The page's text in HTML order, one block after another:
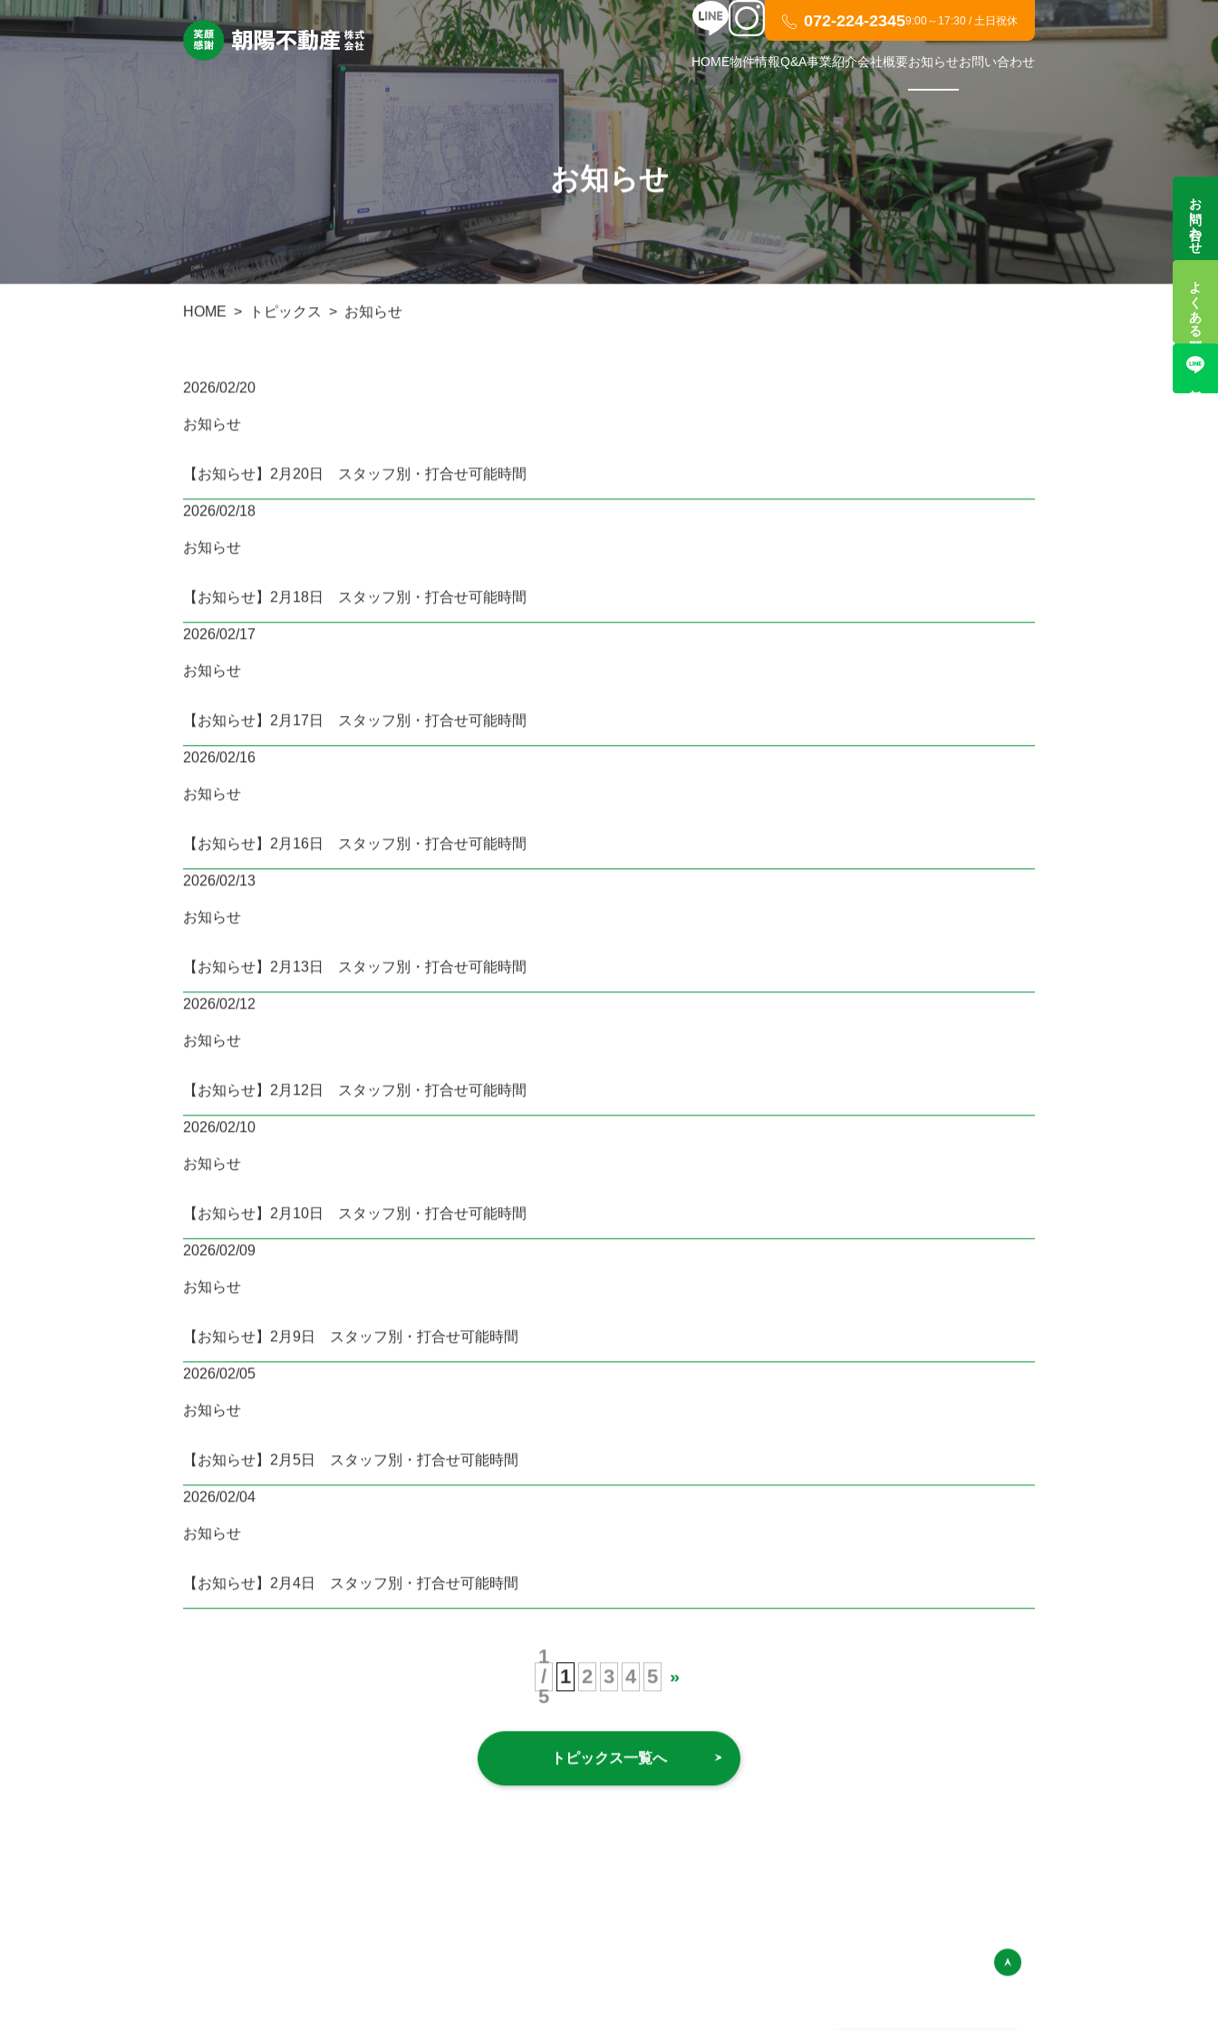
072-224-23459:00～17:30 / 土日祝休
HOME物件情報Q&A事業紹介会社概要お知らせお問い合わせ
お問い合わせ
よくある質問
お知らせ
HOME トピックス お知らせ
2026/02/20
お知らせ
【お知らせ】2月20日 スタッフ別・打合せ可能時間
2026/02/18
お知らせ
【お知らせ】2月18日 スタッフ別・打合せ可能時間
2026/02/17
お知らせ
【お知らせ】2月17日 スタッフ別・打合せ可能時間
2026/02/16
お知らせ
【お知らせ】2月16日 スタッフ別・打合せ可能時間
2026/02/13
お知らせ
【お知らせ】2月13日 スタッフ別・打合せ可能時間
2026/02/12
お知らせ
【お知らせ】2月12日 スタッフ別・打合せ可能時間
2026/02/10
お知らせ
【お知らせ】2月10日 スタッフ別・打合せ可能時間
2026/02/09
お知らせ
【お知らせ】2月9日 スタッフ別・打合せ可能時間
2026/02/05
お知らせ
【お知らせ】2月5日 スタッフ別・打合せ可能時間
2026/02/04
お知らせ
【お知らせ】2月4日 スタッフ別・打合せ可能時間
1
/
5
1 2 3 4 5 »
トピックス一覧へ